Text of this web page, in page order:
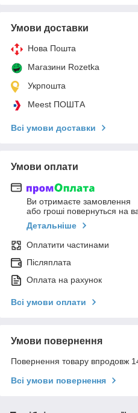
Умови доставки
Нова Пошта
Магазини Rozetka
Укрпошта
Meest ПОШТА
Всі умови доставки
Умови оплати
Ви отримаєте замовлення
або гроші повернуться на
Детальніше
Оплатити частинами
Післяплата
Оплата на рахунок
Всі умови оплати
Умови повернення
Повернення товару впродовж
Всі умови повернення